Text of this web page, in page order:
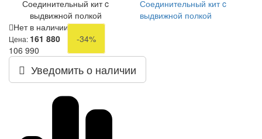
Соединительный кит c
выдвижной полкой
Соединительный кит c
выдвижной полкой
Нет в наличии
Цена: 161 880
-34%
106 990
Уведомить о наличии